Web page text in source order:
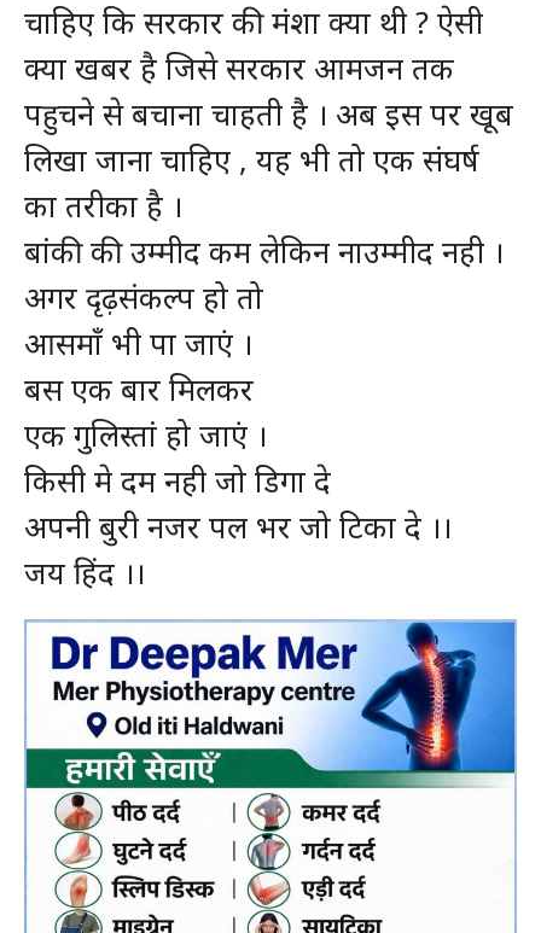
चाहिए कि सरकार की मंशा क्या थी ? ऐसी
क्या खबर है जिसे सरकार आमजन तक
पहुचने से बचाना चाहती है । अब इस पर खूब
लिखा जाना चाहिए , यह भी तो एक संघर्ष
का तरीका है ।
बांकी की उम्मीद कम लेकिन नाउम्मीद नही ।
अगर दृढ़संकल्प हो तो
आसमाँ भी पा जाएं ।
बस एक बार मिलकर
एक गुलिस्तां हो जाएं ।
किसी मे दम नही जो डिगा दे
अपनी बुरी नजर पल भर जो टिका दे ।।
जय हिंद ।।